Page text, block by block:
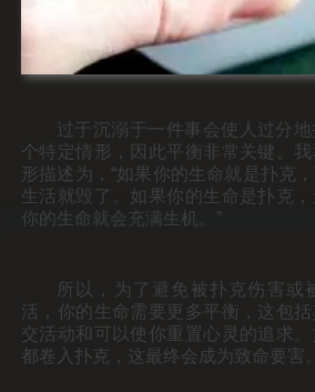
过于沉溺于一件事会使人过分
个特定情形，因此平衡非常关键。
形描述为，“如果你的生命就是扑克
生活就毁了。如果你的生命是扑克
你的生命就会充满生机。”
所以，为了避免被扑克伤害或
活，你的生命需要更多平衡，这包括
交活动和可以使你重置心灵的追求
都卷入扑克，这最终会成为致命要害。